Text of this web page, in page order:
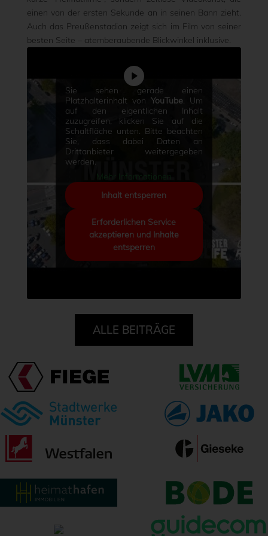
einen von der ersten Sekunde an in seinen Bann zieht.
Auch das Preußenstadion zeigt sich im Film von seiner
besten Seite – atemberaubende Blickwinkel inklusive.
Sie sehen gerade einen
Platzhalterinhalt vonYouTube. Um
auf den eigentlichen Inhalt
zuzugreifen, klicken Sie auf die
Schaltfläche unten. Bitte beachten
Sie, dass dabei Daten an
Drittanbieter weitergegeben
werden.
Mehr Informationen
Inhalt entsperren
Erforderlichen Service
akzeptieren und Inhalte
entsperren
ALLE BEITRÄGE